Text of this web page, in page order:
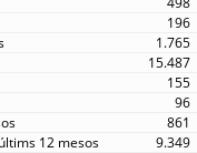
196
1.765
15.487
155
96
861
9.349